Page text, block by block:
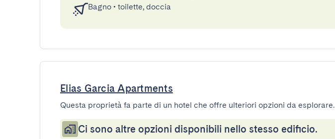
Bagno • toilette, doccia
Elias Garcia Apartments
Questa proprietà fa parte di un hotel che offre ulteriori opzioni da esplorare.
Ci sono altre opzioni disponibili nello stesso edificio.